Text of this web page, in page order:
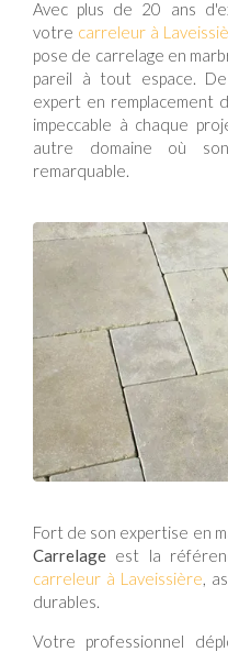
Avec plus de 20 ans
votre carreleur à
pose de carrelage en
pareil à tout espace.
expert en remplacement
impeccable à chaque
autre domaine où
remarquable.
Fort de son expertise en
Carrelage est la
carreleur à Laveissière,
durables.
Votre professionnel